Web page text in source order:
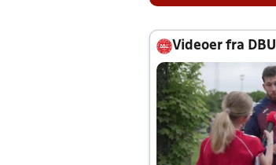
Videoer fra DBU